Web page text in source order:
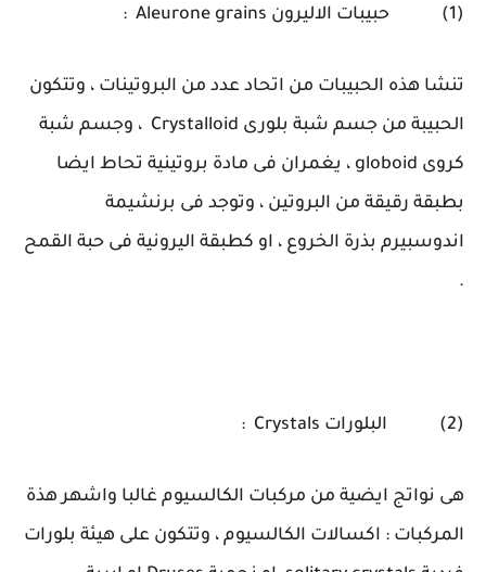
(1) حبيبات الاليرون Aleurone grains :
تنشا هذه الحبيبات من اتحاد عدد من البروتينات ، وتتكون
الحبيبة من جسم شبة بلورى Crystalloid ، وجسم شبة
كروى globoid ، يغمران فى مادة بروتينية تحاط ايضا
بطبقة رقيقة من البروتين ، وتوجد فى برنشيمة
اندوسبيرم بذرة الخروع ، او كطبقة اليرونية فى حبة القمح
.
(2) البلورات Crystals :
هى نواتج ايضية من مركبات الكالسيوم غالبا واشهر هذة
المركبات : اكسالات الكالسيوم ، وتتكون على هيئة بلورات